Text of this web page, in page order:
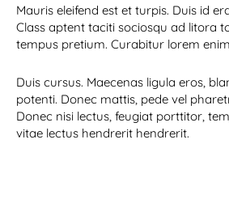
Mauris eleifend est et turpis. Duis id
Class aptent taciti sociosqu ad litora
tempus pretium. Curabitur lorem
Duis cursus. Maecenas ligula eros,
potenti. Donec mattis, pede vel
Donec nisi lectus, feugiat porttitor,
vitae lectus hendrerit hendrerit.